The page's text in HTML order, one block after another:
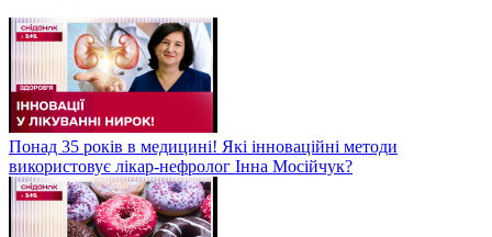
Понад 35 років в медицині! Які інноваційні методи
використовує лікар-нефролог Інна Мосійчук?